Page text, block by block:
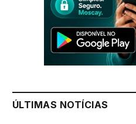
ÚLTIMAS NOTÍCIAS